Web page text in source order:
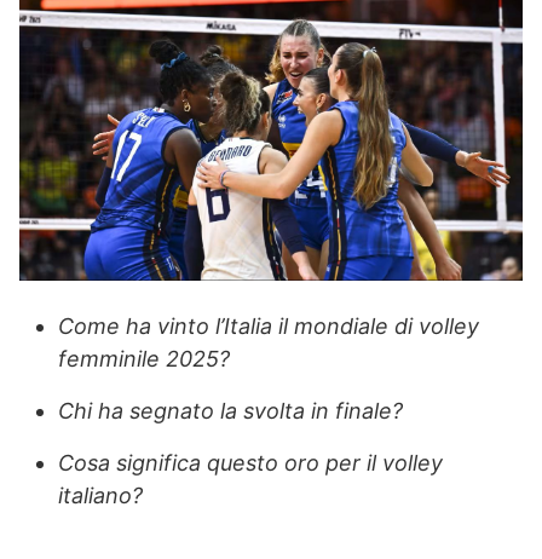
Come ha vinto l’Italia il mondiale di volley
femminile 2025?
Chi ha segnato la svolta in finale?
Cosa significa questo oro per il volley
italiano?